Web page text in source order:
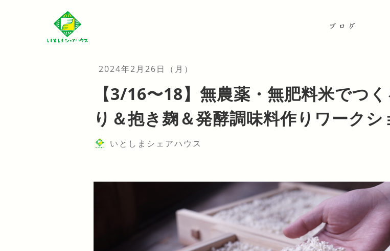
ブログ
2024年2月26日（月）
【3/16〜18】無農薬・無肥料米でつ
り＆抱き麹＆発酵調味料作りワークシ
いとしまシェアハウス